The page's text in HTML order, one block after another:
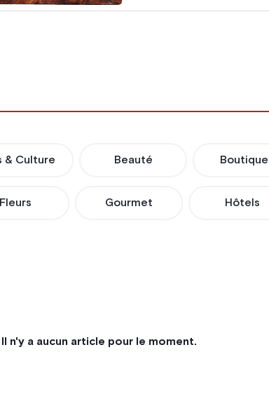
& Culture Beauté
Fleurs Gourmet Hôtels
Il n'y a aucun article pour le moment.